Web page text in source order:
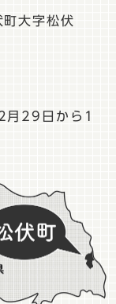
大字松伏
月29日から1